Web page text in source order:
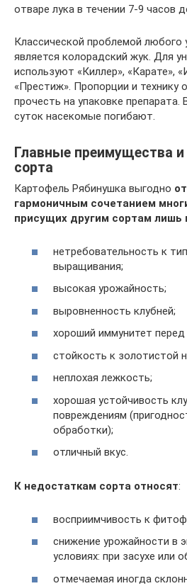
отваре лука в течении 7-9 часов
Классической проблемой любого
является колорадский жук. Для
используют «Киллер», «Карате»,
«Престиж». Пропорции и технику
прочесть на упаковке препарата.
суток насекомые погибают.
Главные преимущества и
сорта
Картофель Рябинушка выгодно
гармоничным сочетанием
присущих другим сортам лишь
нетребовательность к
выращивания;
высокая урожайность;
выровненность клубней;
хороший иммунитет перед
стойкость к золотистой
неплохая лежкость;
хорошая устойчивость
повреждениям
обработки);
отличный вкус.
К недостаткам сорта относят:
восприимчивость к
снижение урожайности в
условиях: при засухе или
отмечаемая иногда